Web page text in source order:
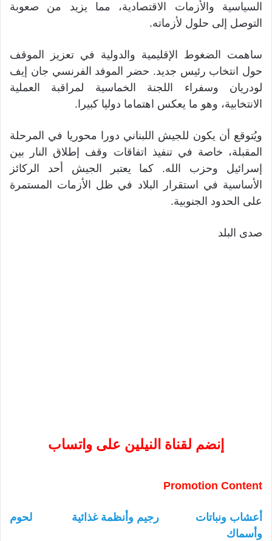
السياسية والأزمات الاقتصادية، مما يزيد من صعوبة
التوصل إلى حلول لأزماته.
ساهمت الضغوط الإقليمية والدولية في تعزيز الموقف
حول انتخاب رئيس جديد. حضر الموفد الفرنسي جان إيف
لودريان وسفراء اللجنة الخماسية لمراقبة العملية
الانتخابية، وهو ما يعكس اهتماما دوليا كبيرا.
ويُتوقع أن يكون للجيش اللبناني دورا محوريا في المرحلة
المقبلة، خاصة في تنفيذ اتفاقات وقف إطلاق النار بين
إسرائيل وحزب الله. كما يعتبر الجيش أحد الركائز
الأساسية في استقرار البلاد في ظل الأزمات المستمرة
على الحدود الجنوبية.
صدى البلد
إنضم لقناة النيلين على واتساب
Promotion Content
أعشاب ونباتات رجيم وأنظمة غذائية
لحوم
وأسماك